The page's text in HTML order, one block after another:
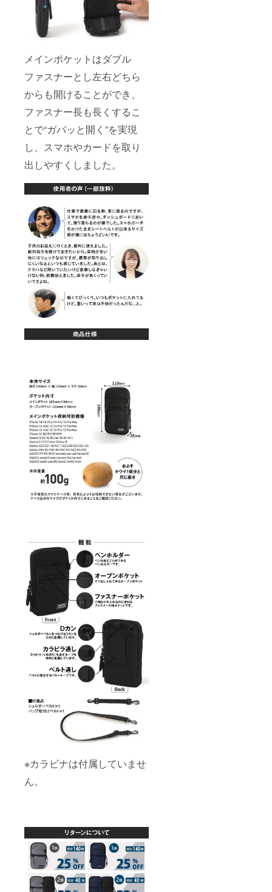
メインポケットはダブル
ファスナーとし左右どちら
からも開けることができ、
ファスナー長も長くするこ
とで“ガバッと開く”を実現
し、スマホやカードを取り
出しやすくしました。
※カラビナは付属していませ
ん。